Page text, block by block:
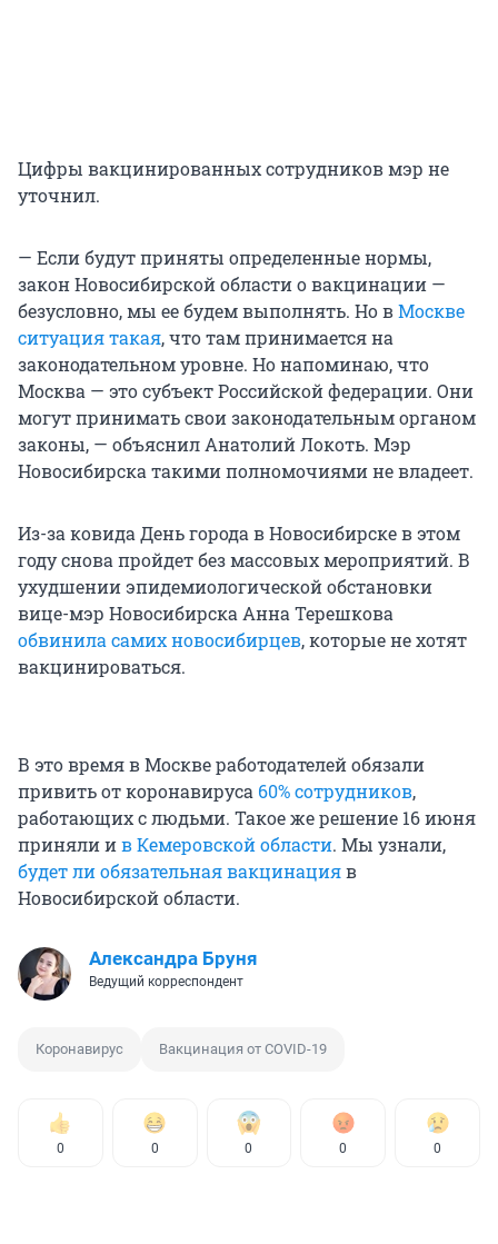
Цифры вакцинированных сотрудников мэр не
уточнил.
— Если будут приняты определенные нормы,
закон Новосибирской области о вакцинации —
безусловно, мы ее будем выполнять. Но вМоскве
ситуация такая, что там принимается на
законодательном уровне. Но напоминаю, что
Москва — это субъект Российской федерации. Они
могут принимать свои законодательным органом
законы, — объяснил Анатолий Локоть. Мэр
Новосибирска такими полномочиями не владеет.
Из-за ковида День города в Новосибирске в этом
году снова пройдет без массовых мероприятий. В
ухудшении эпидемиологической обстановки
вице-мэр Новосибирска Анна Терешкова
обвинила самих новосибирцев, которые не хотят
вакцинироваться.
В это время в Москве работодателей обязали
привить от коронавируса 60% сотрудников,
работающих с людьми. Такое же решение 16 июня
приняли ив Кемеровской области. Мы узнали,
будет ли обязательная вакцинацияв
Новосибирской области.
Александра Бруня
Ведущий корреспондент
Коронавирус Вакцинация от COVID-19
0 0 0 0 0